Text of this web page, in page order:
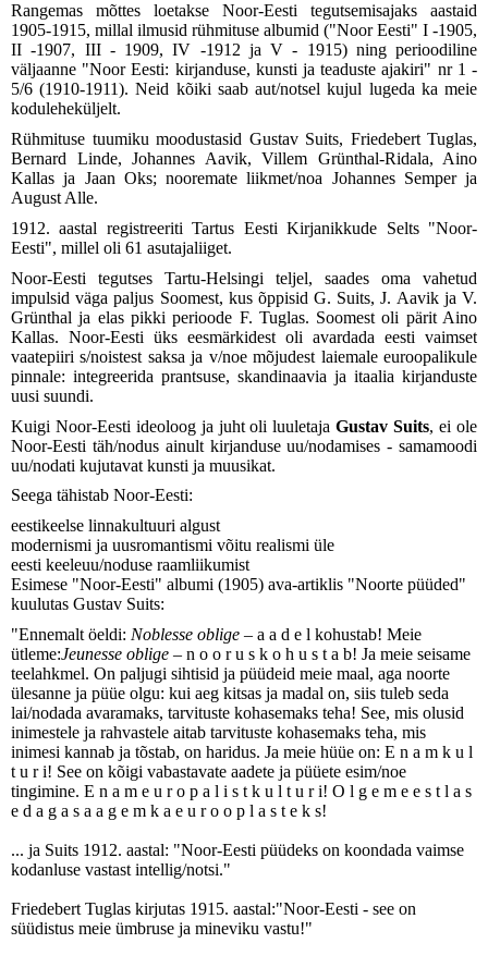
Rangemas mõttes loetakse Noor-Eesti tegutsemisajaks aastaid
1905-1915, millal ilmusid rühmituse albumid ("Noor Eesti" I -1905,
II -1907, III - 1909, IV -1912 ja V - 1915) ning perioodiline
väljaanne "Noor Eesti: kirjanduse, kunsti ja teaduste ajakiri" nr 1 -
5/6 (1910-1911). Neid kõiki saab aut/notsel kujul lugeda ka meie
koduleheküljelt.
Rühmituse tuumiku moodustasid Gustav Suits, Friedebert Tuglas,
Bernard Linde, Johannes Aavik, Villem Grünthal-Ridala, Aino
Kallas ja Jaan Oks; nooremate liikmet/noa Johannes Semper ja
August Alle.
1912. aastal registreeriti Tartus Eesti Kirjanikkude Selts "Noor-
Eesti", millel oli 61 asutajaliiget.
Noor-Eesti tegutses Tartu-Helsingi teljel, saades oma vahetud
impulsid väga paljus Soomest, kus õppisid G. Suits, J. Aavik ja V.
Grünthal ja elas pikki perioode F. Tuglas. Soomest oli pärit Aino
Kallas. Noor-Eesti üks eesmärkidest oli avardada eesti vaimset
vaatepiiri s/noistest saksa ja v/noe mõjudest laiemale euroopalikule
pinnale: integreerida prantsuse, skandinaavia ja itaalia kirjanduste
uusi suundi.
Kuigi Noor-Eesti ideoloog ja juht oli luuletajaGustav Suits, ei ole
Noor-Eesti täh/nodus ainult kirjanduse uu/nodamises - samamoodi
uu/nodati kujutavat kunsti ja muusikat.
Seega tähistab Noor-Eesti:
eestikeelse linnakultuuri algust
modernismi ja uusromantismi võitu realismi üle
eesti keeleuu/noduse raamliikumist
Esimese "Noor-Eesti" albumi (1905) ava-artiklis "Noorte püüded"
kuulutas Gustav Suits:
"Ennemalt öeldi: Noblesse oblige – a a d e l kohustab! Meie
ütleme:Jeunesse oblige – n o o r u s k o h u s t a b! Ja meie seisame
teelahkmel. On paljugi sihtisid ja püüdeid meie maal, aga noorte
ülesanne ja püüe olgu: kui aeg kitsas ja madal on, siis tuleb seda
lai/nodada avaramaks, tarvituste kohasemaks teha! See, mis olusid
inimestele ja rahvastele aitab tarvituste kohasemaks teha, mis
inimesi kannab ja tõstab, on haridus. Ja meie hüüe on: E n a m k u l
t u r i! See on kõigi vabastavate aadete ja püüete esim/noe
tingimine. E n a m e u r o p a l i s t k u l t u r i! O l g e m e e s t l a s
e d a g a s a a g e m k a e u r o o p l a s t e k s!
... ja Suits 1912. aastal: "Noor-Eesti püüdeks on koondada vaimse
kodanluse vastast intellig/notsi."
Friedebert Tuglas kirjutas 1915. aastal:"Noor-Eesti - see on
süüdistus meie ümbruse ja mineviku vastu!"